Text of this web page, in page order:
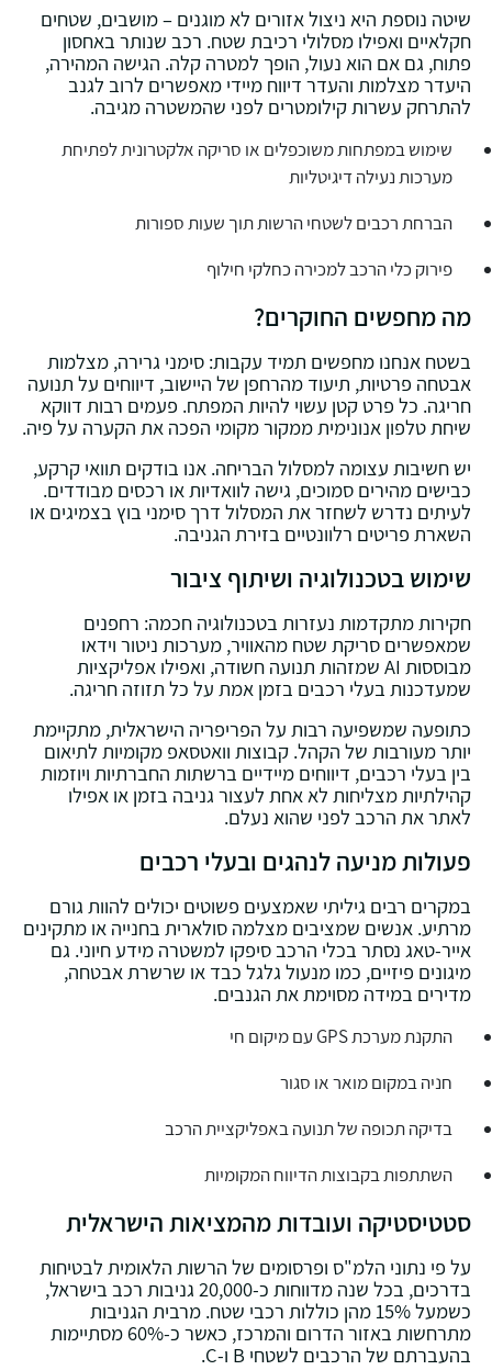
שיטה נוספת היא ניצול אזורים לא מוגנים – מושבים, שטחים
חקלאיים ואפילו מסלולי רכיבת שטח. רכב שנותר באחסון
פתוח, גם אם הוא נעול, הופך למטרה קלה. הגישה המהירה,
היעדר מצלמות והעדר דיווח מיידי מאפשרים לרוב לגנב
להתרחק עשרות קילומטרים לפני שהמשטרה מגיבה.
שימוש במפתחות משוכפלים או סריקה אלקטרונית לפתיחת
מערכות נעילה דיגיטליות
הברחת רכבים לשטחי הרשות תוך שעות ספורות
פירוק כלי הרכב למכירה כחלקי חילוף
מה מחפשים החוקרים?
בשטח אנחנו מחפשים תמיד עקבות: סימני גרירה, מצלמות
אבטחה פרטיות, תיעוד מהרחפן של היישוב, דיווחים על תנועה
חריגה. כל פרט קטן עשוי להיות המפתח. פעמים רבות דווקא
שיחת טלפון אנונימית ממקור מקומי הפכה את הקערה על פיה.
יש חשיבות עצומה למסלול הבריחה. אנו בודקים תוואי קרקע,
כבישים מהירים סמוכים, גישה לוואדיות או רכסים מבודדים.
לעיתים נדרש לשחזר את המסלול דרך סימני בוץ בצמיגים או
השארת פריטים רלוונטיים בזירת הגניבה.
שימוש בטכנולוגיה ושיתוף ציבור
חקירות מתקדמות נעזרות בטכנולוגיה חכמה: רחפנים
שמאפשרים סריקת שטח מהאוויר, מערכות ניטור וידאו
מבוססות AI שמזהות תנועה חשודה, ואפילו אפליקציות
שמעדכנות בעלי רכבים בזמן אמת על כל תזוזה חריגה.
כתופעה שמשפיעה רבות על הפריפריה הישראלית, מתקיימת
יותר מעורבות של הקהל. קבוצות וואטסאפ מקומיות לתיאום
בין בעלי רכבים, דיווחים מיידיים ברשתות החברתיות ויוזמות
קהילתיות מצליחות לא אחת לעצור גניבה בזמן או אפילו
לאתר את הרכב לפני שהוא נעלם.
פעולות מניעה לנהגים ובעלי רכבים
במקרים רבים גיליתי שאמצעים פשוטים יכולים להוות גורם
מרתיע. אנשים שמציבים מצלמה סולארית בחנייה או מתקינים
אייר-טאג נסתר בכלי הרכב סיפקו למשטרה מידע חיוני. גם
מיגונים פיזיים, כמו מנעול גלגל כבד או שרשרת אבטחה,
מדירים במידה מסוימת את הגנבים.
התקנת מערכת GPS עם מיקום חי
חניה במקום מואר או סגור
בדיקה תכופה של תנועה באפליקציית הרכב
השתתפות בקבוצות הדיווח המקומיות
סטטיסטיקה ועובדות מהמציאות הישראלית
על פי נתוני הלמ"ס ופרסומים של הרשות הלאומית לבטיחות
בדרכים, בכל שנה מדווחות כ-20,000 גניבות רכב בישראל,
כשמעל 15% מהן כוללות רכבי שטח. מרבית הגניבות
מתרחשות באזור הדרום והמרכז, כאשר כ-60% מסתיימות
בהעברתם של הרכבים לשטחי B ו-C.